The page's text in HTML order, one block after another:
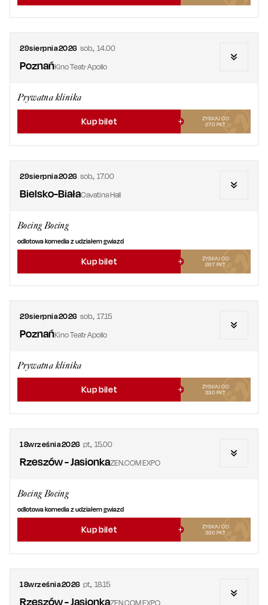
29sierpnia2026 sob., 14.00
PoznańKino Teatr Apollo
Prywatna klinika
Kup bilet
ZYSKAJ OD
270 PKT
29sierpnia2026 sob., 17.00
Bielsko-BiałaCavatina Hall
Boeing Boeing
odlotowa komedia z udziałem gwiazd
Kup bilet
ZYSKAJ OD
267 PKT
29sierpnia2026 sob., 17.15
PoznańKino Teatr Apollo
Prywatna klinika
Kup bilet
ZYSKAJ OD
330 PKT
18września2026 pt., 15.00
Rzeszów - JasionkaZEN.COM EXPO
Boeing Boeing
odlotowa komedia z udziałem gwiazd
Kup bilet
ZYSKAJ OD
330 PKT
18września2026 pt., 18.15
Rzeszów - JasionkaZEN.COM EXPO